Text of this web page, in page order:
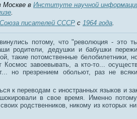
Москве в Институте научной
Союза писателей СССР с 1964 года.
потому, что "революция - это
родители, дедушки и бабушки
такие потомственные белобилетники,
Космос завоевывать, а кто-то...
но презрением обольют, раз не
к переводам с иностранных языков и
в свое время. Именно
родственников, никому из которых